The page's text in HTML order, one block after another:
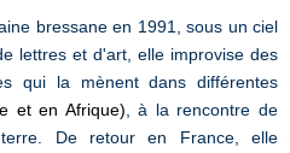
bressane en 1991, sous un ciel
lettres et d'art, elle improvise des
qui la mènent dans différentes
et en Afrique) , à la rencontre de
De retour en France, elle